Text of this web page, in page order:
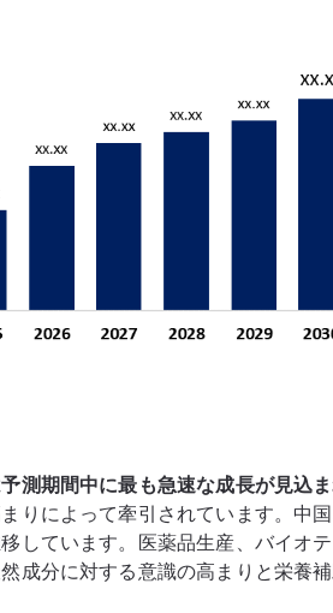
測期間中に最も急速な成長が見込ま
りによって牽引されています。中
しています。医薬品生産、バイオ
成分に対する意識の高まりと栄養